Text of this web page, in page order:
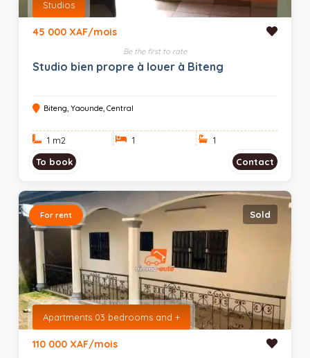
Studios
45 000 XAF/mois
Be the first to rate
Studio bien propre à louer à Biteng
Biteng, Yaounde, Central
1 m2 1
1
To book
Contact
For rent Sold
Apartments 03 bedrooms and +
110 000 XAF/mois